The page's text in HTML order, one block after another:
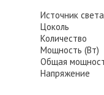
Источник света
Цоколь
Количество
Мощность (Вт)
Общая
Напряжение